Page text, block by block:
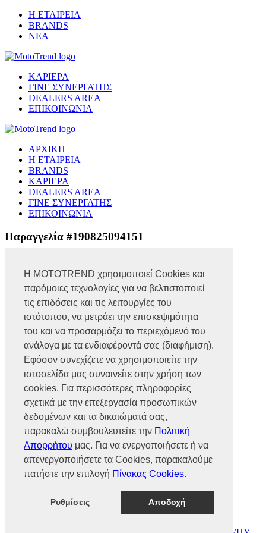
Η MOTOTREND χρησιμοποιεί Cookies και
παρόμοιες τεχνολογίες για να βελτιστοποιεί
τις επιδόσεις και τις λειτουργίες του
ιστότοπου, να μετράει την επισκεψιμότητα
του και να προσαρμόζει το περιεχόμενό του
ανάλογα με τα ενδιαφέροντά σας (διαφήμιση).
Εφόσον συνεχίζετε να χρησιμοποιείτε την
ιστοσελίδα μας συναινείτε στην χρήση των
cookies. Για περισσότερες πληροφορίες
σχετικά με την επεξεργασία προσωπικών
δεδομένων και τα δικαιώματά σας,
παρακαλώ συμβουλευτείτε την Πολιτική
Απορρήτου μας. Για να ενεργοποιήσετε ή να
απενεργοποιήσετε τα Cookies, παρακαλούμε
πατήστε την επιλογή Πίνακας Cookies.
Ρυθμίσεις Αποδοχή
Η ΕΤΑΙΡΕΙΑ
BRANDS
ΝΕΑ
ΚΑΡΙΕΡΑ
ΓΙΝΕ ΣΥΝΕΡΓΑΤΗΣ
DEALERS AREA
ΕΠΙΚΟΙΝΩΝΙΑ
ΑΡΧΙΚΗ
Η ΕΤΑΙΡΕΙΑ
BRANDS
ΚΑΡΙΕΡΑ
DEALERS AREA
ΓΙΝΕ ΣΥΝΕΡΓΑΤΗΣ
ΕΠΙΚΟΙΝΩΝΙΑ
Παραγγελία #190825094151
Βρυούλων 56, Ν. Φιλαδέλφεια,
14341, Αθήνα
Αρ. Γ.Ε.ΜΗ 002466101000
Τηλ.:2102585991
Φαξ.:2102585993
Ε-mail:info@mototrend.gr
Μάθετε Περισσότερα
Η Εταιρεία
Brands
Νέα
Οικονομικά στοιχεία
Υποστήριξη
Επικοινωνία
Γίνε συνεργάτης
Πολιτική απορρήτου